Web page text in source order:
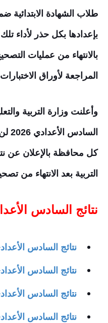
طلاب الشهادة
بإعدادها بكل حذر لأداء
بالانتهاء من عمليات
المراجعة لأوراق
وأعلنت وزارة التربية
السادس الأعدادي 2026
كل محافظة بالإعلان عن
التربية بعد الانتهاء من
نتائج السادس
نتائج السادس
نتائج السادس
نتائج السادس
نتائج السادس